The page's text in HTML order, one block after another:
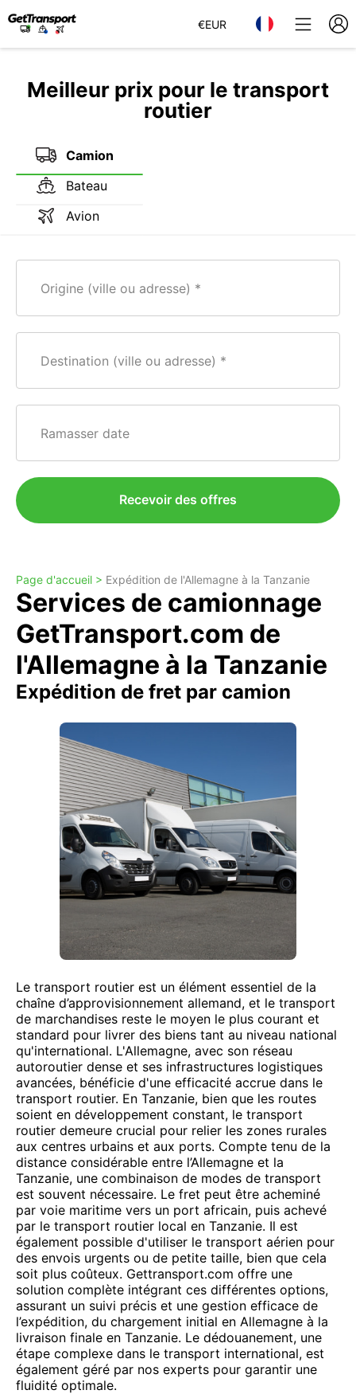
€EUR
Meilleur prix pour le transport
routier
Camion
Bateau
Avion
Origine (ville ou adresse)
Destination (ville ou adresse)
Ramasser date
Recevoir des offres
Page d'accueil > Expédition de l'Allemagne à la Tanzanie
Services de camionnage
GetTransport.com de
l'Allemagne à la Tanzanie
Expédition de fret par camion
Le transport routier est un élément essentiel de la
chaîne d’approvisionnement allemand, et le transport
de marchandises reste le moyen le plus courant et
standard pour livrer des biens tant au niveau national
qu'international. L'Allemagne, avec son réseau
autoroutier dense et ses infrastructures logistiques
avancées, bénéficie d'une efficacité accrue dans le
transport routier. En Tanzanie, bien que les routes
soient en développement constant, le transport
routier demeure crucial pour relier les zones rurales
aux centres urbains et aux ports. Compte tenu de la
distance considérable entre l’Allemagne et la
Tanzanie, une combinaison de modes de transport
est souvent nécessaire. Le fret peut être acheminé
par voie maritime vers un port africain, puis achevé
par le transport routier local en Tanzanie. Il est
également possible d'utiliser le transport aérien pour
des envois urgents ou de petite taille, bien que cela
soit plus coûteux. Gettransport.com offre une
solution complète intégrant ces différentes options,
assurant un suivi précis et une gestion efficace de
l’expédition, du chargement initial en Allemagne à la
livraison finale en Tanzanie. Le dédouanement, une
étape complexe dans le transport international, est
également géré par nos experts pour garantir une
fluidité optimale.